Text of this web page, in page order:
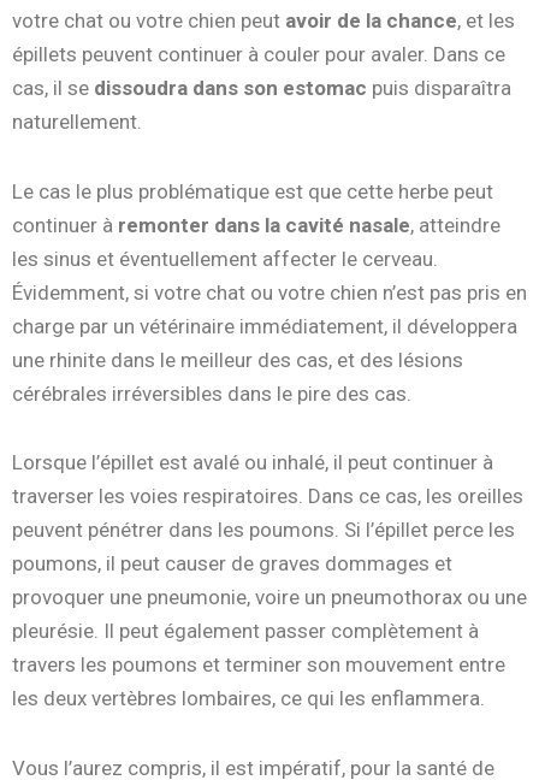
votre chat ou votre chien peut avoir de la chance, et les
épillets peuvent continuer à couler pour avaler. Dans ce
cas, il se dissoudra dans son estomac puis disparaîtra
naturellement.
Le cas le plus problématique est que cette herbe peut
continuer à remonter dans la cavité nasale, atteindre
les sinus et éventuellement affecter le cerveau.
Évidemment, si votre chat ou votre chien n’est pas pris en
charge par un vétérinaire immédiatement, il développera
une rhinite dans le meilleur des cas, et des lésions
cérébrales irréversibles dans le pire des cas.
Lorsque l’épillet est avalé ou inhalé, il peut continuer à
traverser les voies respiratoires. Dans ce cas, les oreilles
peuvent pénétrer dans les poumons. Si l’épillet perce les
poumons, il peut causer de graves dommages et
provoquer une pneumonie, voire un pneumothorax ou une
pleurésie. Il peut également passer complètement à
travers les poumons et terminer son mouvement entre
les deux vertèbres lombaires, ce qui les enflammera.
Vous l’aurez compris, il est impératif, pour la santé de